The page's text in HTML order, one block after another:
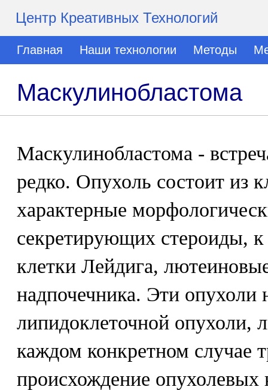
Центр Креативных Технологий
Главная Наши технологии Методы
Маскулинобластома
Маскулинобластома -
редко. Опухоль состоит из
характерные
секретирующих стероиды,
клетки Лейдига,
надпочечника. Эти опухоли
липидоклеточной опухоли,
каждом конкретном случае
происхождение опухолевых